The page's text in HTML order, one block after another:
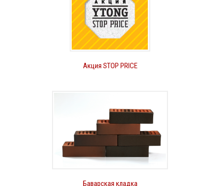
Акция STOP PRICE
Баварская кладка